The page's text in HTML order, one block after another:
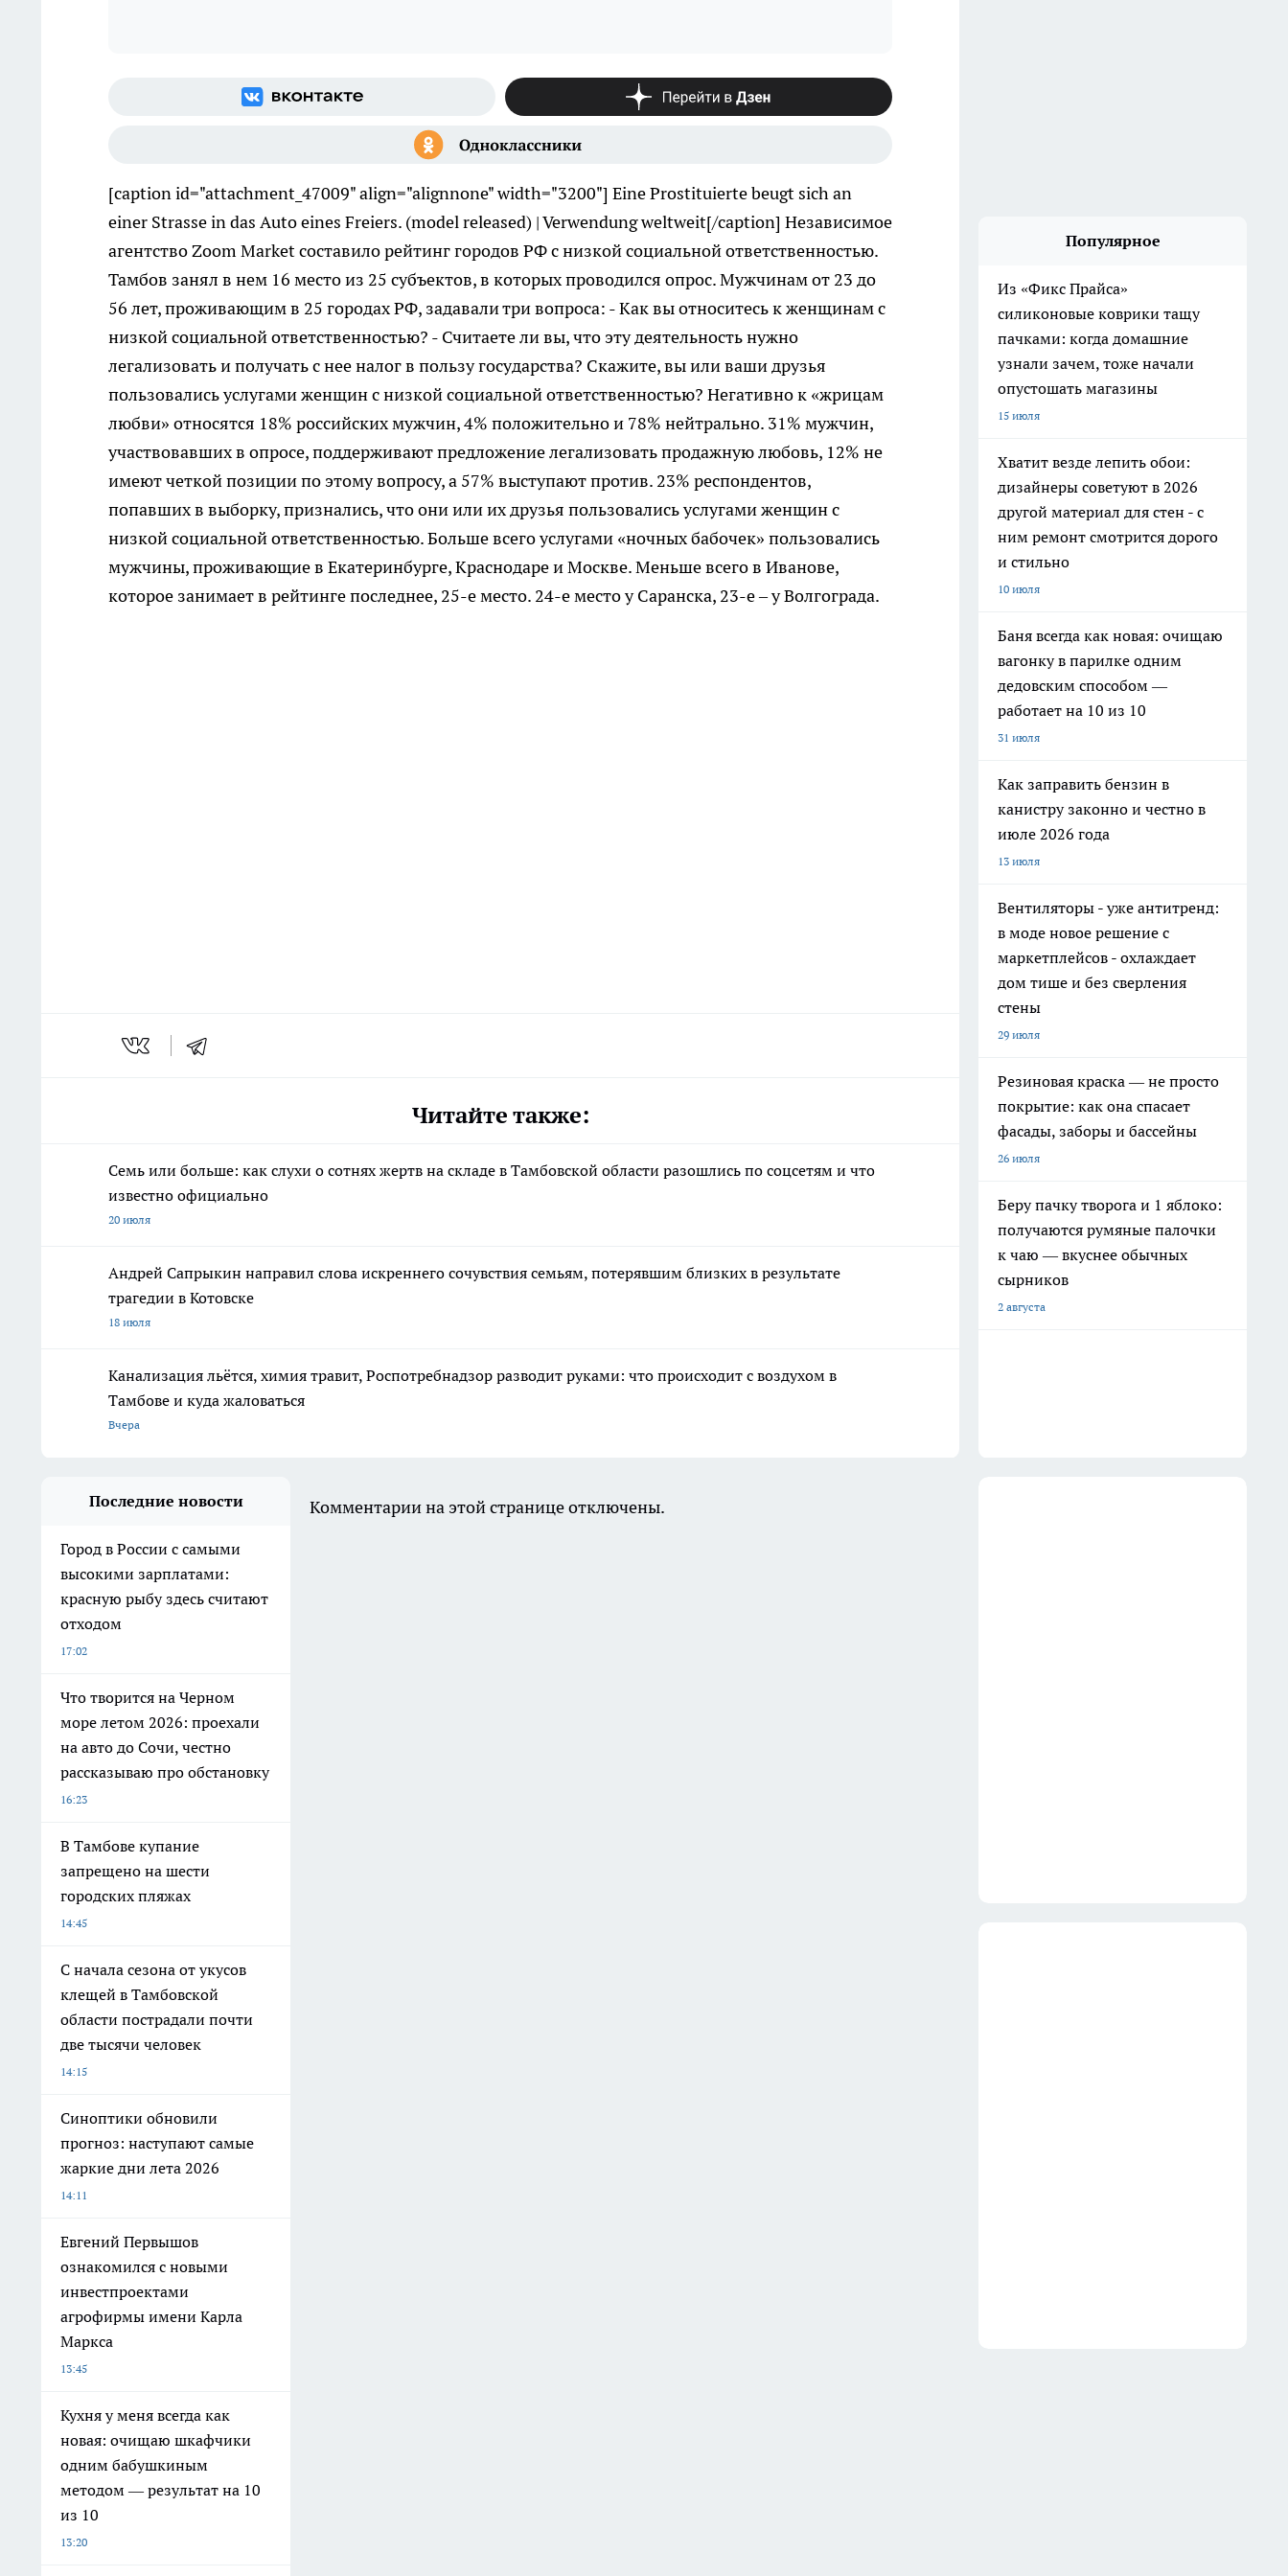
[caption id="attachment_47009" align="alignnone" width="3200"] Eine Prostituierte beugt sich an
einer Strasse in das Auto eines Freiers. (model released) | Verwendung weltweit[/caption] Независимое
агентство Zoom Market составило рейтинг городов РФ с низкой социальной ответственностью.
Тамбов занял в нем 16 место из 25 субъектов, в которых проводился опрос. Мужчинам от 23 до
56 лет, проживающим в 25 городах РФ, задавали три вопроса: - Как вы относитесь к женщинам с
низкой социальной ответственностью? - Считаете ли вы, что эту деятельность нужно
легализовать и получать с нее налог в пользу государства? Скажите, вы или ваши друзья
пользовались услугами женщин с низкой социальной ответственностью? Негативно к «жрицам
любви» относятся 18% российских мужчин, 4% положительно и 78% нейтрально. 31% мужчин,
участвовавших в опросе, поддерживают предложение легализовать продажную любовь, 12% не
имеют четкой позиции по этому вопросу, а 57% выступают против. 23% респондентов,
попавших в выборку, признались, что они или их друзья пользовались услугами женщин с
низкой социальной ответственностью. Больше всего услугами «ночных бабочек» пользовались
мужчины, проживающие в Екатеринбурге, Краснодаре и Москве. Меньше всего в Иванове,
которое занимает в рейтинге последнее, 25-е место. 24-е место у Саранска, 23-е – у Волгограда.
Читайте также:
Семь или больше: как слухи о сотнях жертв на складе в Тамбовской области разошлись по соцсетям и что
известно официально
20 июля
Андрей Сапрыкин направил слова искреннего сочувствия семьям, потерявшим близких в результате
трагедии в Котовске
18 июля
Канализация льётся, химия травит, Роспотребнадзор разводит руками: что происходит с воздухом в
Тамбове и куда жаловаться
Вчера
Популярное
Из «Фикс Прайса»
силиконовые коврики тащу
пачками: когда домашние
узнали зачем, тоже начали
опустошать магазины
15 июля
Хватит везде лепить обои:
дизайнеры советуют в 2026
другой материал для стен - с
ним ремонт смотрится дорого
и стильно
10 июля
Баня всегда как новая: очищаю
вагонку в парилке одним
дедовским способом —
работает на 10 из 10
31 июля
Как заправить бензин в
канистру законно и честно в
июле 2026 года
13 июля
Вентиляторы - уже антитренд:
в моде новое решение с
маркетплейсов - охлаждает
дом тише и без сверления
стены
29 июля
Резиновая краска — не просто
покрытие: как она спасает
фасады, заборы и бассейны
26 июля
Беру пачку творога и 1 яблоко:
получаются румяные палочки
к чаю — вкуснее обычных
сырников
2 августа
Последние новости
Город в России с самыми
высокими зарплатами:
красную рыбу здесь считают
отходом
17:02
Что творится на Черном
море летом 2026: проехали
на авто до Сочи, честно
рассказываю про обстановку
16:23
В Тамбове купание
запрещено на шести
городских пляжах
14:45
С начала сезона от укусов
клещей в Тамбовской
области пострадали почти
две тысячи человек
14:15
Синоптики обновили
прогноз: наступают самые
жаркие дни лета 2026
14:11
Евгений Первышов
ознакомился с новыми
инвестпроектами
агрофирмы имени Карла
Маркса
13:45
Кухня у меня всегда как
новая: очищаю шкафчики
одним бабушкиным
методом — результат на 10
из 10
13:20
Комментарии на этой странице отключены.